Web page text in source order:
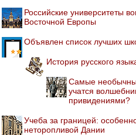
Российские университеты
Восточной Европы
Объявлен список лучших
История русского
Самые
учатся
привидениями?
Учеба за границей:
неторопливой Дании